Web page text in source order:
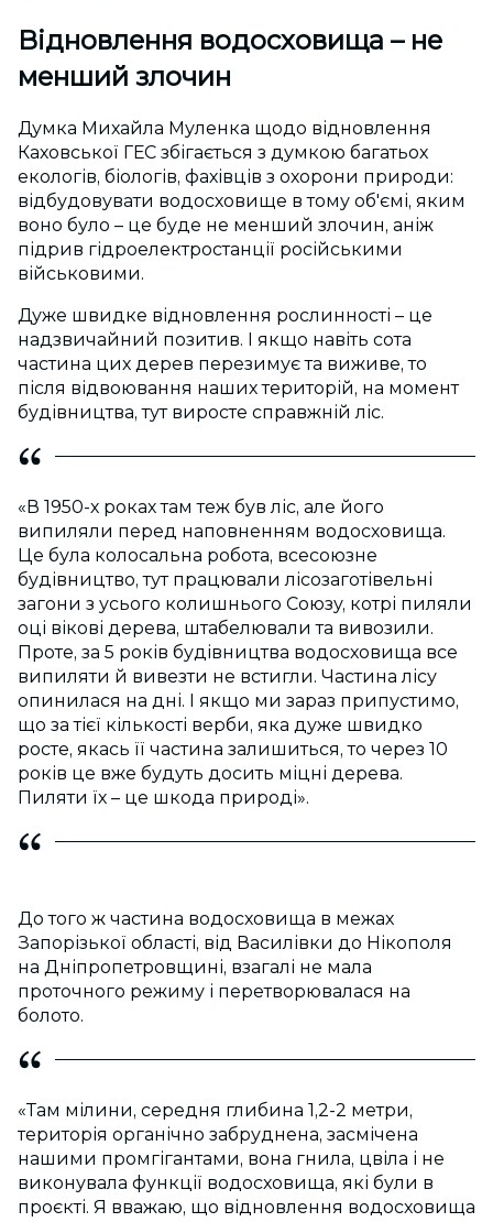
Відновлення водосховища – не
менший злочин
Думка Михайла Муленка щодо відновлення
Каховської ГЕС збігається з думкою багатьох
екологів, біологів, фахівців з охорони природи:
відбудовувати водосховище в тому об'ємі, яким
воно було – це буде не менший злочин, аніж
підрив гідроелектростанції російськими
військовими.
Дуже швидке відновлення рослинності – це
надзвичайний позитив. І якщо навіть сота
частина цих дерев перезимує та виживе, то
після відвоювання наших територій, на момент
будівництва, тут виросте справжній ліс.
«В 1950-х роках там теж був ліс, але його
випиляли перед наповненням водосховища.
Це була колосальна робота, всесоюзне
будівництво, тут працювали лісозаготівельні
загони з усього колишнього Союзу, котрі пиляли
оці вікові дерева, штабелювали та вивозили.
Проте, за 5 років будівництва водосховища все
випиляти й вивезти не встигли. Частина лісу
опинилася на дні. І якщо ми зараз припустимо,
що за тієї кількості верби, яка дуже швидко
росте, якась її частина залишиться, то через 10
років це вже будуть досить міцні дерева.
Пиляти їх – це шкода природі».
До того ж частина водосховища в межах
Запорізької області, від Василівки до Нікополя
на Дніпропетровщині, взагалі не мала
проточного режиму і перетворювалася на
болото.
«Там мілини, середня глибина 1,2-2 метри,
територія органічно забруднена, засмічена
нашими промгігантами, вона гнила, цвіла і не
виконувала функції водосховища, які були в
проєкті. Я вважаю, що відновлення водосховища